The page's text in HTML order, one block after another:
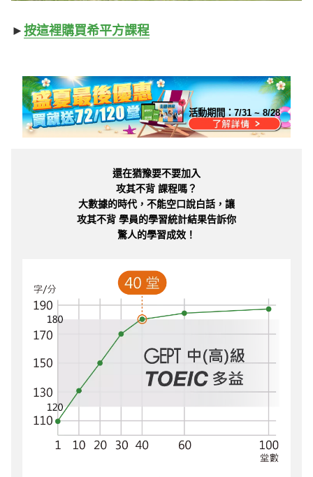
► 按這裡購買希平方課程
活動期間：7/31 ~ 8/28
還在猶豫要不要加入
攻其不背 課程嗎？
大數據的時代，不能空口說白話，讓
攻其不背 學員的學習統計結果告訴你
驚人的學習成效！